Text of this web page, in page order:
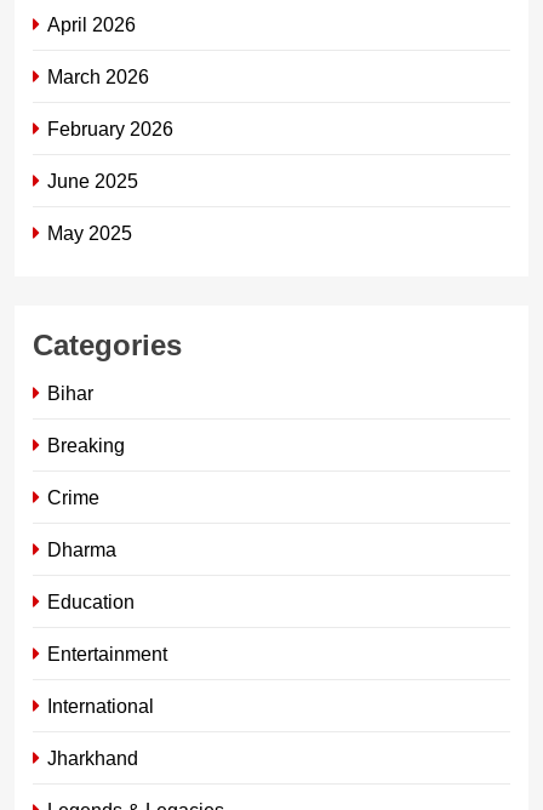
April 2026
March 2026
February 2026
June 2025
May 2025
Categories
Bihar
Breaking
Crime
Dharma
Education
Entertainment
International
Jharkhand